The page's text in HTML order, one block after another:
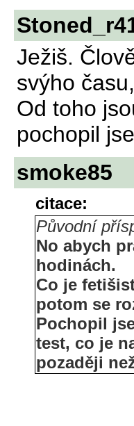
Ježiš.
svýho
Od toho
pochopil
smoke85
citace:
Původní
No abych
hodinách.
Co je
potom se
Pochopil
test, co je
pozaději